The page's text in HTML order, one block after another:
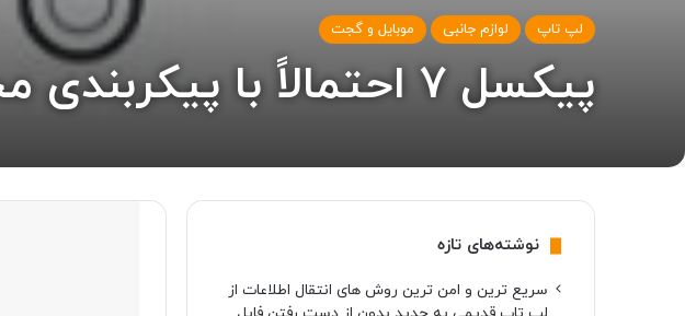
لپ تاپ لوازم جانبی موبایل و گجت
پیکسل ۷ احتمالاً با پیکربندی محدودی روانه‌ی بازار می‌شود
نوشته‌های تازه
سریع ترین و امن ترین روش های انتقال اطلاعات از